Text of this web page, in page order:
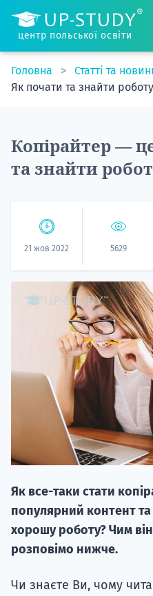
центр польської освіти
Головна Статті та
Як почати та знайти
Копірайтер —
та знайти
21 жов 2022 5629
Як все-таки стати
популярний контент
хорошу роботу? Чим
розповімо нижче.
Чи знаєте Ви, чому